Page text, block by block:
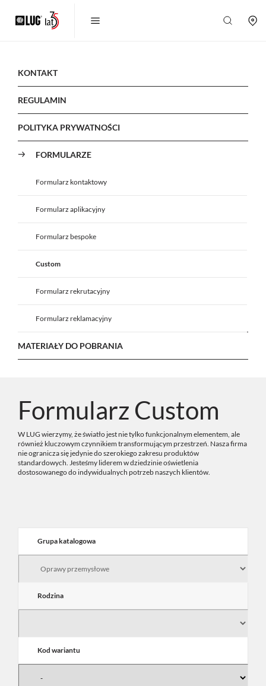
KONTAKT
REGULAMIN
POLITYKA PRYWATNOŚCI
FORMULARZE
Formularz kontaktowy
Formularz aplikacyjny
Formularz bespoke
Custom
Formularz rekrutacyjny
Formularz reklamacyjny
MATERIAŁY DO POBRANIA
Formularz Custom
W LUG wierzymy, że światło jest nie tylko funkcjonalnym elementem, ale
również kluczowym czynnikiem transformującym przestrzeń. Nasza firma
nie ogranicza się jedynie do szerokiego zakresu produktów
standardowych. Jesteśmy liderem w dziedzinie oświetlenia
dostosowanego do indywidualnych potrzeb naszych klientów.
Grupa katalogowa
Rodzina
Kod wariantu